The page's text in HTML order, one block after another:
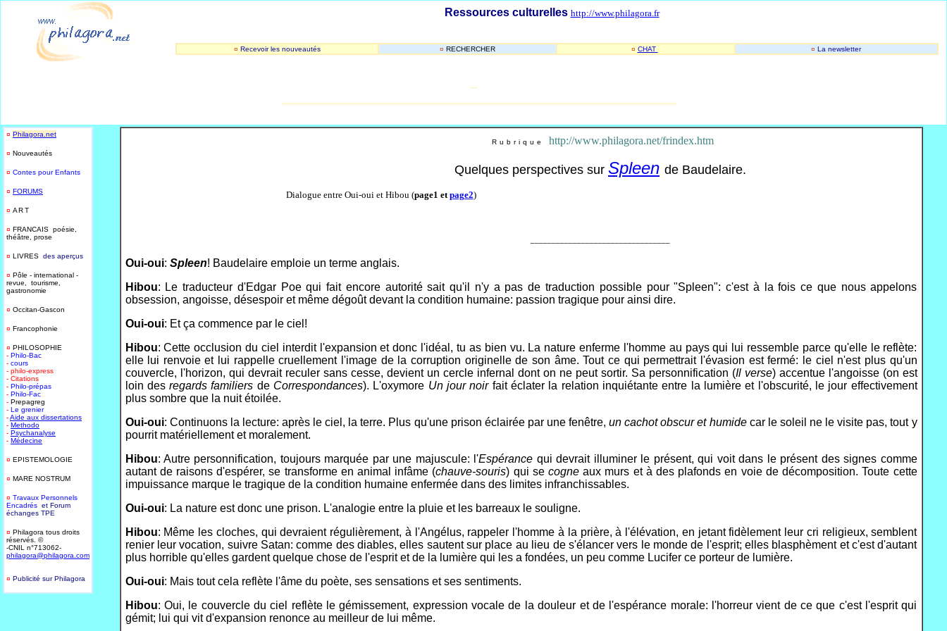
Ressources culturelles http://www.philagora.fr
¤ Recevoir les nouveautés ¤ RECHERCHER ¤ CHAT ¤ La newsletter
--
¤ Philagora.net
¤ Nouveautés
¤ Contes pour Enfants
¤ FORUMS
¤ ART
¤ FRANCAIS poésie,
théâtre, prose
¤ LIVRES des aperçus
¤ Pôle - international -
revue, tourisme,
gastronomie
¤ Occitan-Gascon
¤ Francophonie
¤ PHILOSOPHIE
- Philo-Bac
- cours
- philo-express
- Citations
- Philo-prépas
- Philo-Fac
- Prepagreg
- Le grenier
-Aide aux dissertations
- Methodo
- Psychanalyse
- Médecine
¤ EPISTEMOLOGIE
¤ MARE NOSTRUM
¤ Travaux Personnels
Encadrés et Forum
échanges TPE
¤ Philagora tous droits
réservés. ©
-CNIL n°713062-
philagora@philagora.com
¤ Publicité sur Philagora
Rubrique http://www.philagora.net/frindex.htm
Quelques perspectives sur Spleen de Baudelaire.
Dialogue entre Oui-oui et Hibou (page1 etpage2)
Oui-oui: Spleen! Baudelaire emploie un terme anglais.
Hibou: Le traducteur d'Edgar Poe qui fait encore autorité sait qu'il n'y a pas de traduction possible pour "Spleen": c'est à la fois ce que nous appelons
obsession, angoisse, désespoir et même dégoût devant la condition humaine: passion tragique pour ainsi dire.
Oui-oui: Et ça commence par le ciel!
Hibou: Cette occlusion du ciel interdit l'expansion et donc l'idéal, tu as bien vu. La nature enferme l'homme au pays qui lui ressemble parce qu'elle le reflète:
elle lui renvoie et lui rappelle cruellement l'image de la corruption originelle de son âme. Tout ce qui permettrait l'évasion est fermé: le ciel n'est plus qu'un
couvercle, l'horizon, qui devrait reculer sans cesse, devient un cercle infernal dont on ne peut sortir. Sa personnification (Il verse) accentue l'angoisse (on est
loin desregards familiers de Correspondances). L'oxymore Un jour noirfait éclater la relation inquiétante entre la lumière et l'obscurité, le jour effectivement
plus sombre que la nuit étoilée.
Oui-oui: Continuons la lecture: après le ciel, la terre. Plus qu'une prison éclairée par une fenêtre,un cachot obscur et humidecar le soleil ne le visite pas, tout y
pourrit matériellement et moralement.
Hibou: Autre personnification, toujours marquée par une majuscule: l'Espérance qui devrait illuminer le présent, qui voit dans le présent des signes comme
autant de raisons d'espérer, se transforme en animal infâme (chauve-souris) qui se cogneaux murs et à des plafonds en voie de décomposition. Toute cette
impuissance marque le tragique de la condition humaine enfermée dans des limites infranchissables.
Oui-oui: La nature est donc une prison. L'analogie entre la pluie et les barreaux le souligne.
Hibou: Même les cloches, qui devraient régulièrement, à l'Angélus, rappeler l'homme à la prière, à l'élévation, en jetant fidèlement leur cri religieux, semblent
renier leur vocation, suivre Satan: comme des diables, elles sautent sur place au lieu de s'élancer vers le monde de l'esprit; elles blasphèment et c'est d'autant
plus horrible qu'elles gardent quelque chose de l'esprit et de la lumière qui les a fondées, un peu comme Lucifer ce porteur de lumière.
Oui-oui: Mais tout cela reflète l'âme du poète, ses sensations et ses sentiments.
Hibou: Oui, le couvercle du ciel reflète le gémissement, expression vocale de la douleur et de l'espérance morale: l'horreur vient de ce que c'est l'esprit qui
gémit; lui qui vit d'expansion renonce au meilleur de lui même.